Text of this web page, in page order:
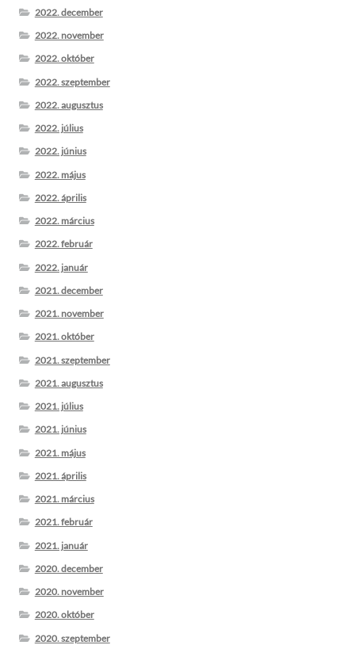
2022. december
2022. november
2022. október
2022. szeptember
2022. augusztus
2022. július
2022. június
2022. május
2022. április
2022. március
2022. február
2022. január
2021. december
2021. november
2021. október
2021. szeptember
2021. augusztus
2021. július
2021. június
2021. május
2021. április
2021. március
2021. február
2021. január
2020. december
2020. november
2020. október
2020. szeptember